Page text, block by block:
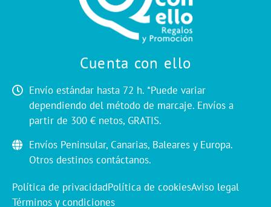
Cuenta con ello
Envío estándar hasta 72 h. *Puede variar
dependiendo del método de marcaje. Envíos a
partir de 300 € netos, GRATIS.
Envíos Peninsular, Canarias, Baleares y Europa.
Otros destinos contáctanos.
Política de privacidadPolítica de cookiesAviso legal
Términos y condiciones